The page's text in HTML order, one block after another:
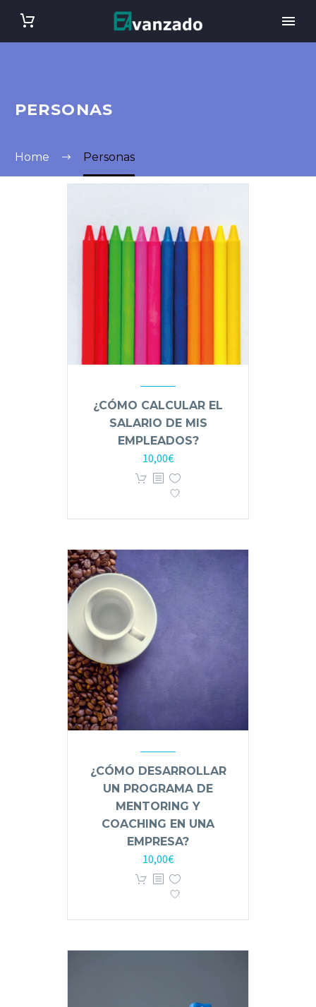
PERSONAS
Home Personas
¿CÓMO CALCULAR EL
SALARIO DE MIS
EMPLEADOS?
10,00€
¿CÓMO DESARROLLAR
UN PROGRAMA DE
MENTORING Y
COACHING EN UNA
EMPRESA?
10,00€